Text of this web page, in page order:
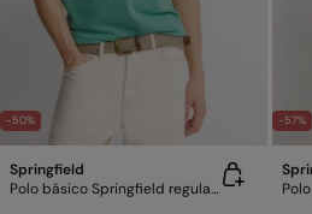
-50%
Springfield
Polo básico Springfield regular fit
-57%